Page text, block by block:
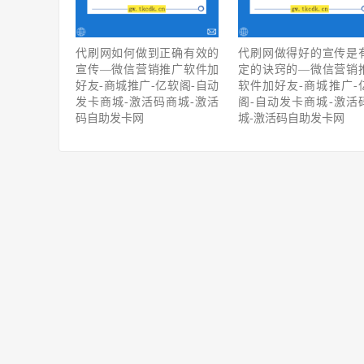
代刷网如何做到正确有效的
宣传—微信营销推广软件加
好友-商城推广-亿软阁-自动
发卡商城-激活码商城-激活
码自助发卡网
代刷网做得好的宣传是
定的诀窍的—微信营销
软件加好友-商城推广-
阁-自动发卡商城-激活
城-激活码自助发卡网